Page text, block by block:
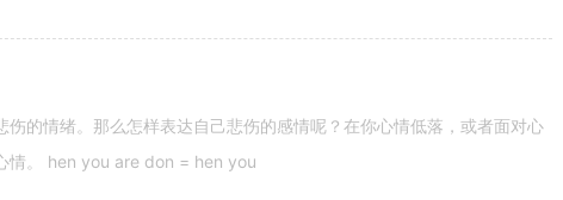
的情绪。那么怎样表达自己悲伤的感情呢？在你心情低落，或者面对心
情。 hen you are don = hen you